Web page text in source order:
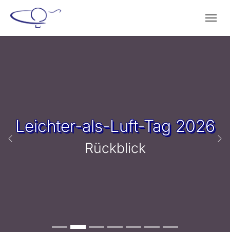
Zum Hauptinhalt springen
Skip to page footer
Leichter-als-Luft-Tag 2026
Rückblick
Zurück